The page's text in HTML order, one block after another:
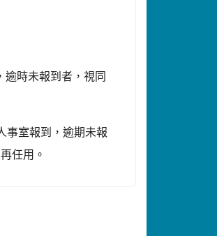
時未報到者，視同
事室報到，逾期未報
任用。